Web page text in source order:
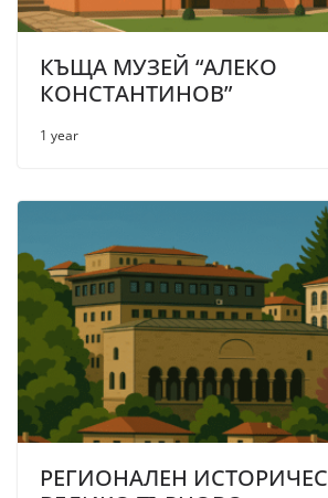
КЪЩА МУЗЕЙ “АЛЕКО
КОНСТАНТИНОВ”
1 year
РЕГИОНАЛЕН